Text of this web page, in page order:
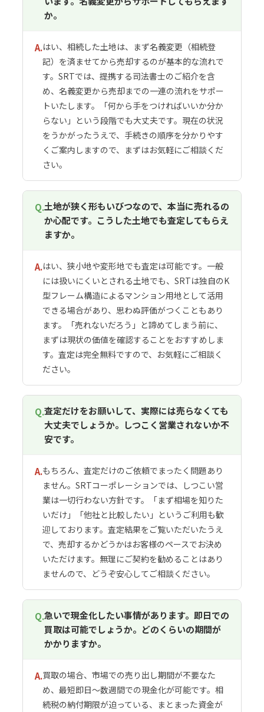
か。
A.はい、相続した土地は、まず名義変更（相続登
記）を済ませてから売却するのが基本的な流れで
す。SRTでは、提携する司法書士のご紹介を含
め、名義変更から売却までの一連の流れをサポー
トいたします。「何から手をつければいいか分か
らない」という段階でも大丈夫です。現在の状況
をうかがったうえで、手続きの順序を分かりやす
くご案内しますので、まずはお気軽にご相談くだ
さい。
Q.土地が狭く形もいびつなので、本当に売れるの
か心配です。こうした土地でも査定してもらえ
ますか。
A.はい、狭小地や変形地でも査定は可能です。一般
には扱いにくいとされる土地でも、SRTは独自のK
型フレーム構造によるマンション用地として活用
できる場合があり、思わぬ評価がつくこともあり
ます。「売れないだろう」と諦めてしまう前に、
まずは現状の価値を確認することをおすすめしま
す。査定は完全無料ですので、お気軽にご相談く
ださい。
Q.査定だけをお願いして、実際には売らなくても
大丈夫でしょうか。しつこく営業されないか不
安です。
A.もちろん、査定だけのご依頼でまったく問題あり
ません。SRTコーポレーションでは、しつこい営
業は一切行わない方針です。「まず相場を知りた
いだけ」「他社と比較したい」というご利用も歓
迎しております。査定結果をご覧いただいたうえ
で、売却するかどうかはお客様のペースでお決め
いただけます。無理にご契約を勧めることはあり
ませんので、どうぞ安心してご相談ください。
Q.急いで現金化したい事情があります。即日での
買取は可能でしょうか。どのくらいの期間が
かかりますか。
A.買取の場合、市場での売り出し期間が不要なた
め、最短即日〜数週間での現金化が可能です。相
続税の納付期限が迫っている、まとまった資金が